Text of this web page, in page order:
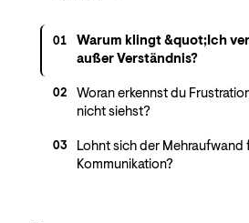
01
Warum klingt &quot;Ich
außer Verständnis?
02
Woran erkennst du
nicht siehst?
03
Lohnt sich der Mehraufwand
Kommunikation?